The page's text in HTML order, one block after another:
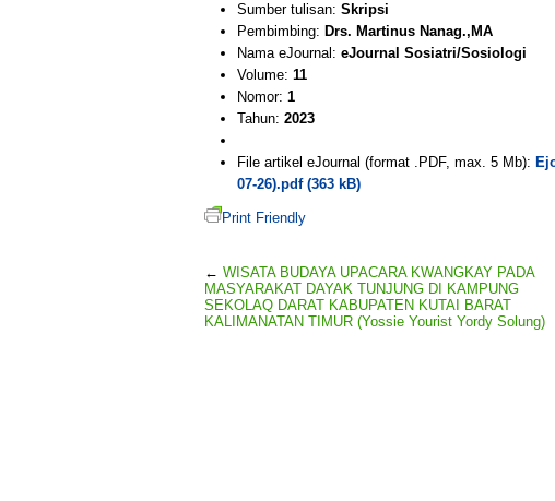
Sumber tulisan: Skripsi
Pembimbing: Drs. Martinus Nanag.,MA
Nama eJournal: eJournal Sosiatri/Sosiologi
Volume: 11
Nomor: 1
Tahun: 2023
File artikel eJournal (format .PDF, max. 5 Mb):
07-26).pdf (363 kB)
Print Friendly
← WISATA BUDAYA UPACARA KWANGKAY PADA
MASYARAKAT DAYAK TUNJUNG DI KAMPUNG
SEKOLAQ DARAT KABUPATEN KUTAI BARAT
KALIMANATAN TIMUR (Yossie Yourist Yordy Solung)